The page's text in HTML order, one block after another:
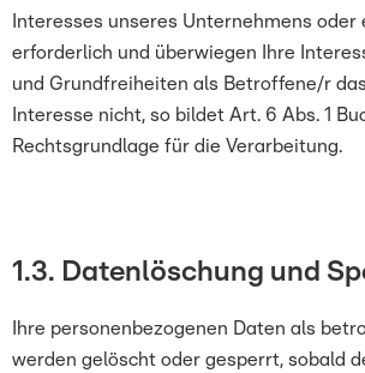
Interesses unseres Unternehmens oder
erforderlich und überwiegen Ihre
und Grundfreiheiten als Betroffene/r
Interesse nicht, so bildet Art. 6 Abs. 1
Rechtsgrundlage für die Verarbeitung.
1.3. Datenlöschung und
Ihre personenbezogenen Daten als
werden gelöscht oder gesperrt, sobald